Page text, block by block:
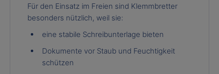
Für den Einsatz im Freien sind Klemmbretter
besonders nützlich, weil sie:
eine stabile Schreibunterlage bieten
Dokumente vor Staub und Feuchtigkeit
schützen